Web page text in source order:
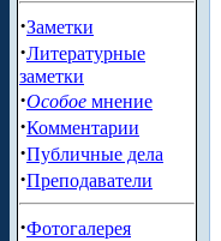
·Заметки
·Литературные
заметки
·Особое мнение
·Комментарии
·Публичные дела
·Преподаватели
·Фотогалерея